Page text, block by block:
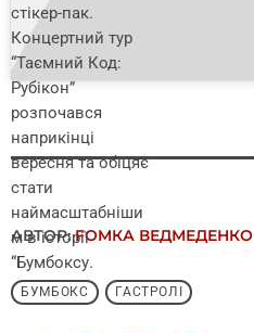
стікер-пак.
Концертний тур
“Таємний Код:
Рубікон”
розпочався
наприкінці
вересня та обіцяє
стати
наймасштабніши
м в історії
“Бумбоксу.
АВТОР:FОMКА ВЕДМЕДЕНКО
БУМБОКС ГАСТРОЛІ